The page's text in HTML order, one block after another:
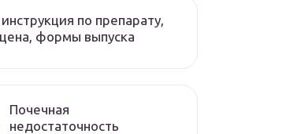
по препарату,
формы выпуска
Почечная
недостаточность